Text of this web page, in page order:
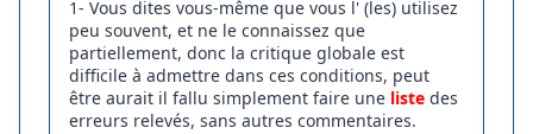
1- Vous dites vous-même que vous l' (les) utilisez
peu souvent, et ne le connaissez que
partiellement, donc la critique globale est
difficile à admettre dans ces conditions, peut
être aurait il fallu simplement faire une liste des
erreurs relevés, sans autres commentaires.